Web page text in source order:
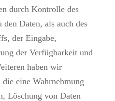
durch Kontrolle des
den Daten, als auch des
der Eingabe,
der Verfügbarkeit und
haben wir
eine Wahrnehmung
Löschung von Daten